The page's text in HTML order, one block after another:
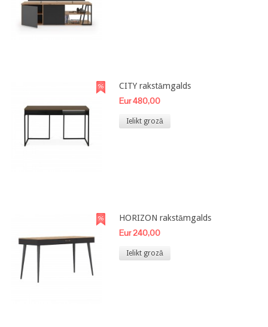
CITY rakstāmgalds
Eur 480,00
Ielikt grozā
HORIZON rakstāmgalds
Eur 240,00
Ielikt grozā